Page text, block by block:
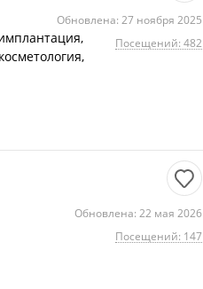
Обновлена: 27 ноября 2025
Посещений: 482
Обновлена: 22 мая 2026
Посещений: 147